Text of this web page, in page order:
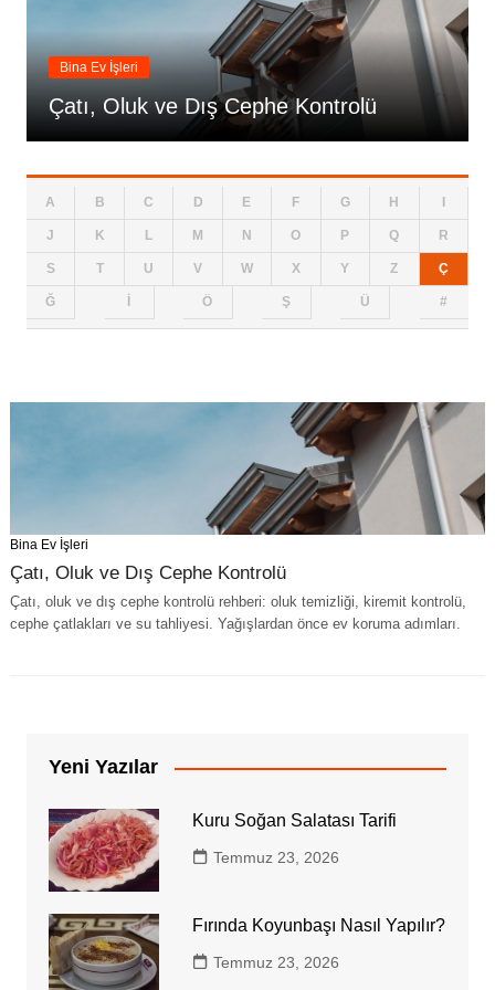
Bina Ev İşleri
Çatı, Oluk ve Dış Cephe Kontrolü
A B C D E F G H
J K L M N O P Q R
S T U V W X Y Z Ç
Ğ Ö Ş Ü #
Bina Ev İşleri
Çatı, Oluk ve Dış Cephe Kontrolü
Çatı, oluk ve dış cephe kontrolü rehberi: oluk temizliği, kiremit kontrolü,
cephe çatlakları ve su tahliyesi. Yağışlardan önce ev koruma adımları.
Yeni Yazılar
Kuru Soğan Salatası Tarifi
Temmuz 23, 2026
Fırında Koyunbaşı Nasıl Yapılır?
Temmuz 23, 2026